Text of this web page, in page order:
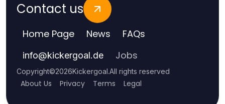
Contact us
Home Page News FAQs
info@kickergoal.de Jobs
Copyright©2026Kickergoal.All rights reserved
About Us Privacy Terms Legal